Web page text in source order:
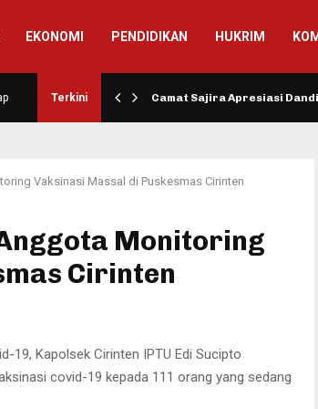
EKONOMI PENDIDIKAN HUKRIM
Terkini Camat Sajira Apresiasi
Vaksinasi Massal di Puskesmas Cirinten
Monitoring
Cirinten
19, Kapolsek Cirinten IPTU Edi Sucipto
covid-19 kepada 111 orang yang sedang